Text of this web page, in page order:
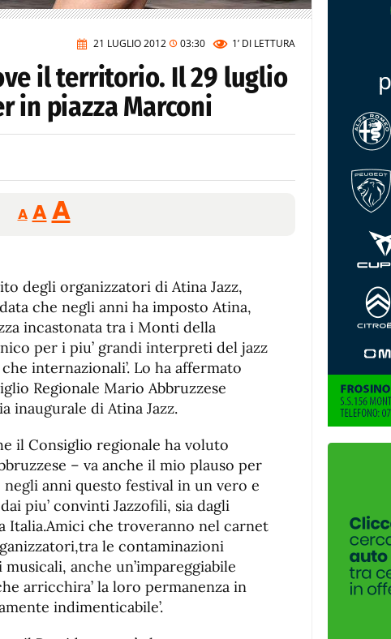
21 LUGLIO 2012 03:30 1’ DI LETTURA
il territorio. Il 29 luglio
in piazza Marconi
A
Reducir
tamaño
A Restablecer
tamaño
fuente
AAumentar
de
fuente.
degli organizzatori di Atina Jazz,
che negli anni ha imposto Atina,
incastonata tra i Monti della
per i piu’ grandi interpreti del jazz
internazionali’. Lo ha affermato
Regionale Mario Abbruzzese
inaugurale di Atina Jazz.
il Consiglio regionale ha voluto
– va anche il mio plauso per
anni questo festival in un vero e
piu’ convinti Jazzofili, sia dagli
Italia.Amici che troveranno nel carnet
le contaminazioni
anche un’impareggiabile
arricchira’ la loro permanenza in
indimenticabile’.